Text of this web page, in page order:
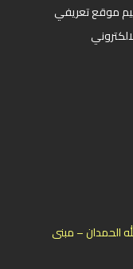
موقع تعريفي
الحمدان – مبنى